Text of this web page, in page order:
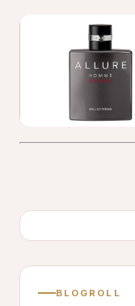
BLOGROLL